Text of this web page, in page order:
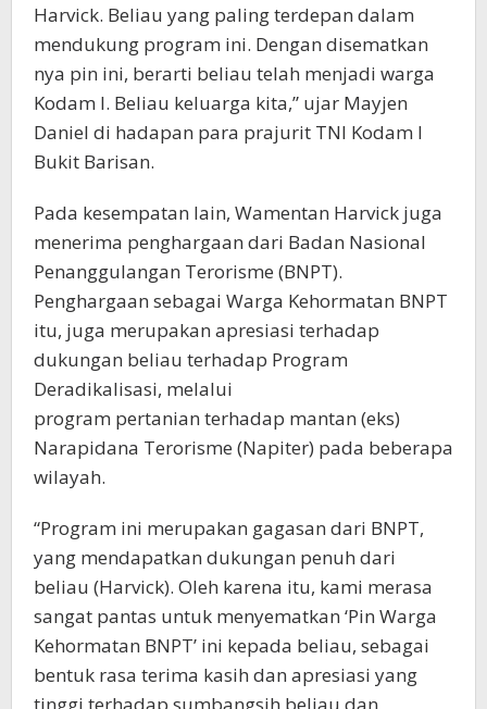
Harvick. Beliau yang paling terdepan dalam
mendukung program ini. Dengan disematkan
nya pin ini, berarti beliau telah menjadi warga
Kodam I. Beliau keluarga kita,” ujar Mayjen
Daniel di hadapan para prajurit TNI Kodam I
Bukit Barisan.
Pada kesempatan lain, Wamentan Harvick juga
menerima penghargaan dari Badan Nasional
Penanggulangan Terorisme (BNPT).
Penghargaan sebagai Warga Kehormatan BNPT
itu, juga merupakan apresiasi terhadap
dukungan beliau terhadap Program
Deradikalisasi, melalui
program pertanian terhadap mantan (eks)
Narapidana Terorisme (Napiter) pada beberapa
wilayah.
“Program ini merupakan gagasan dari BNPT,
yang mendapatkan dukungan penuh dari
beliau (Harvick). Oleh karena itu, kami merasa
sangat pantas untuk menyematkan ‘Pin Warga
Kehormatan BNPT’ ini kepada beliau, sebagai
bentuk rasa terima kasih dan apresiasi yang
tinggi terhadap sumbangsih beliau dan